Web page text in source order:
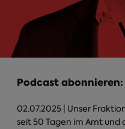
Podcast abonnieren:
02.07.2025 | Unser
seit 50 Tagen im Amt